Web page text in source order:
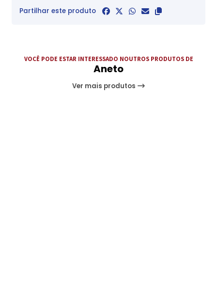
Partilhar este produto
VOCÊ PODE ESTAR INTERESSADO NOUTROS PRODUTOS DE
Aneto
Ver mais produtos